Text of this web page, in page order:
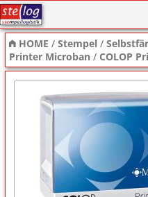
HOME
Stempel
Stempel-Textplatten
Stempelzubehör
HOME /Stempel /
Printer Microban / COLOP